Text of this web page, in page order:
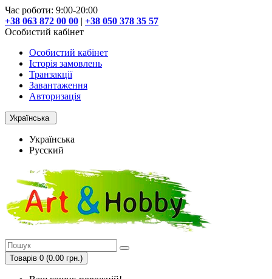
Час роботи: 9:00-20:00
+38 063 872 00 00 | +38 050 378 35 57
Особистий кабінет
Особистий кабінет
Історія замовлень
Транзакції
Завантаження
Авторизація
Українська
Українська
Русский
Товарів 0 (0.00 грн.)